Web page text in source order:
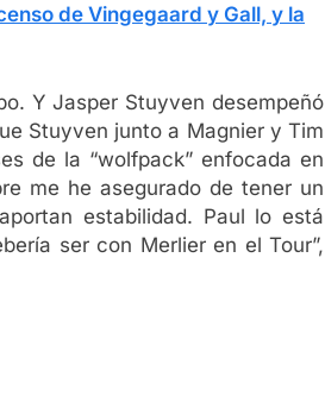
de Vingegaard y Gall, y la
Y Jasper Stuyven desempeñó
Stuyven junto a Magnier y Tim
de la “wolfpack” enfocada en
me he asegurado de tener un
estabilidad. Paul lo está
ser con Merlier en el Tour”,